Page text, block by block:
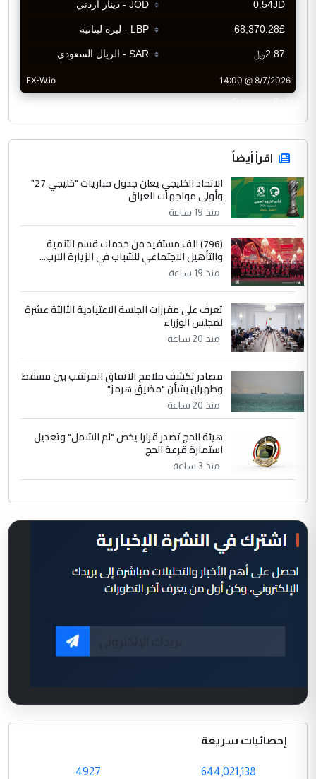
CurrencyRate
اقرأ أيضاً
الاتحاد الخليجي يعلن جدول مباريات "خليجي 27"
وأولى مواجهات العراق
منذ 19 ساعة
(796) الف مستفيد من خدمات قسم التنمية
والتأهيل الاجتماعي للشباب في الزيارة الارب...
منذ 19 ساعة
تعرف على مقررات الجلسة الاعتيادية الثالثة عشرة
لمجلس الوزراء
منذ 20 ساعة
مصادر تكشف ملامح الاتفاق المرتقب بين مسقط
وطهران بشأن "مضيق هرمز"
منذ 20 ساعة
هيئة الحج تصدر قرارا يخص "لم الشمل" وتعديل
استمارة قرعة الحج
منذ 3 ساعة
إحصائيات سريعة
644,021,138
4927